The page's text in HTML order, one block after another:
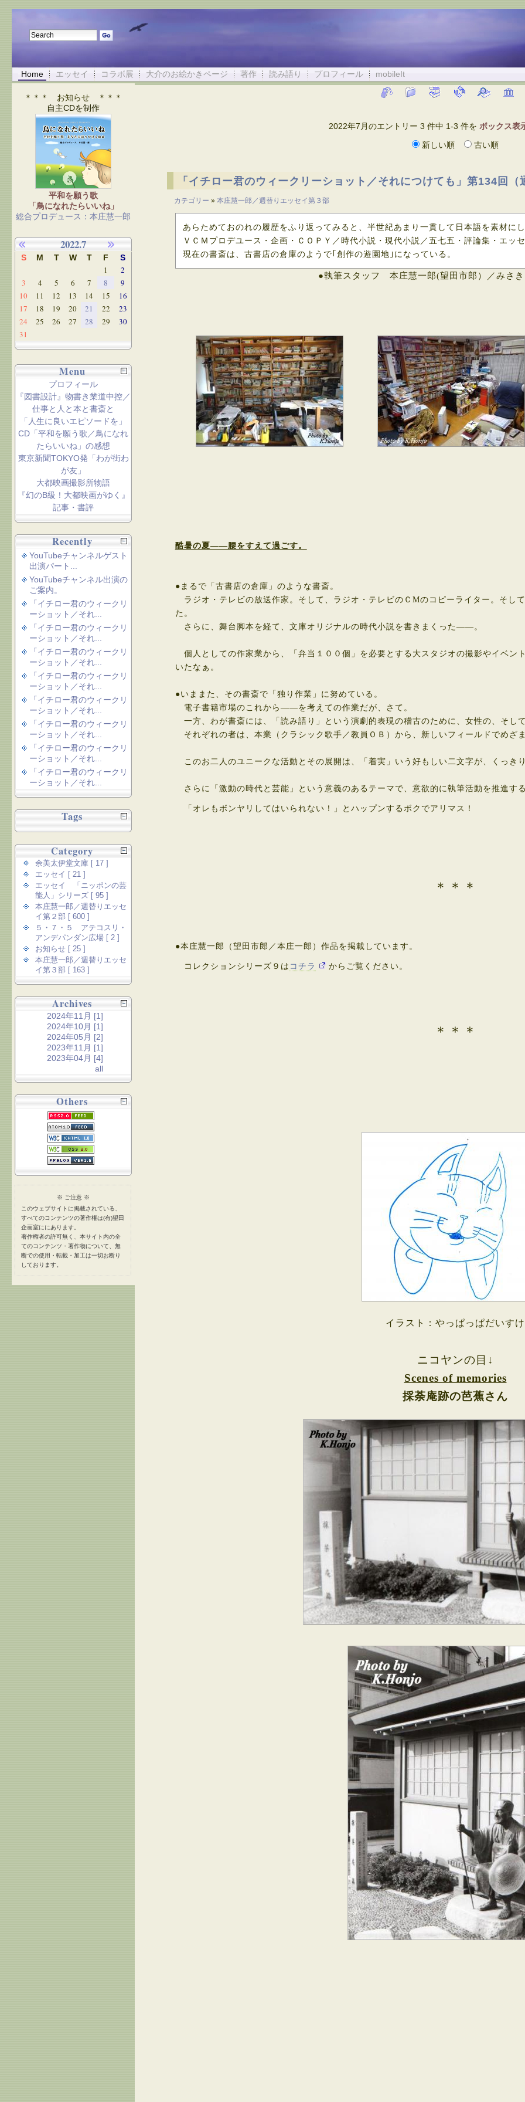
Home エッセイ コラボ展 大介のお絵かきページ 著作 読み語り プロフィール mobileIt
2022年7月のエントリー 3 件中 1-3 件を ボックス表
新しい順
古い順
「イチロー君のウィークリーショット／それにつけても」第134回（
カテゴリー » 本庄慧一郎／週替りエッセイ第３部
あらためておのれの履歴をふり返ってみると、半世紀あまり一貫して日本語を素材に
ＶＣＭプロデユース・企画・ＣＯＰＹ／時代小説・現代小説／五七五・評論集・エッ
現在の書斎は、古書店の倉庫のようで｢創作の遊園地｣になっている。
●執筆スタッフ 本庄慧一郎(望田市郎）／みさ
酷暑の夏――腰をすえて過ごす。
●まるで「古書店の倉庫」のような書斎。
ラジオ・テレビの放送作家。そして、ラジオ・テレビのＣМのコピーライター。そし
た。
さらに、舞台脚本を経て、文庫オリジナルの時代小説を書きまくった――。
個人としての作家業から、「弁当１００個」を必要とする大スタジオの撮影やイベン
いたなぁ。
●いままた、その書斎で「独り作業」に努めている。
電子書籍市場のこれから――を考えての作業だが、さて。
一方、わが書斎には、「読み語り」という演劇的表現の稽古のために、女性の、そし
それぞれの者は、本業（クラシック歌手／教員ＯＢ）から、新しいフィールドでめざ
このお二人のユニークな活動とその展開は、「着実」いう好もしい二文字が、くっき
さらに「激動の時代と芸能」という意義のあるテーマで、意欲的に執筆活動を推進す
「オレもボンヤリしてはいられない！」とハップンするボクでアリマス！
＊＊＊
●本庄慧一郎（望田市郎／本庄一郎）作品を掲載しています。
コレクションシリーズ９は コチラ からご覧ください。
＊＊＊
イラスト：やっぱっぱだいすけ
ニコヤンの目↓
Scenes of memories
採荼庵跡の芭蕉さん
＊＊＊ お知らせ ＊＊＊
自主CDを制作
平和を願う歌
「鳥になれたらいいね」
総合プロデュース：本庄慧一郎
2022.7
S M T W T F S
1
2
3
4 5 6 7 8
9
10
11 12 13 14 15
16
17
18 19 20 21 22
23
24
25 26 27 28 29
30
31
Menu
プロフィール
『図書設計』物書き業道中控／
仕事と人と本と書斎と
「人生に良いエピソードを」
CD「平和を願う歌／鳥になれ
たらいいね」の感想
東京新聞TOKYO発「わが街わ
が友」
大都映画撮影所物語
『幻のB級！大都映画がゆく』
記事・書評
Recently
YouTubeチャンネルゲスト
出演パート...
YouTubeチャンネル出演の
ご案内。
「イチロー君のウィークリ
ーショット／それ...
「イチロー君のウィークリ
ーショット／それ...
「イチロー君のウィークリ
ーショット／それ...
「イチロー君のウィークリ
ーショット／それ...
「イチロー君のウィークリ
ーショット／それ...
「イチロー君のウィークリ
ーショット／それ...
「イチロー君のウィークリ
ーショット／それ...
「イチロー君のウィークリ
ーショット／それ...
Tags
Category
余美太伊堂文庫 [ 17 ]
エッセイ [ 21 ]
エッセイ 「ニッポンの芸
能人」シリーズ [ 95 ]
本庄慧一郎／週替りエッセ
イ第２部 [ 600 ]
５・７・５ アテコスリ・
アンデパンダン広場 [ 2 ]
お知らせ [ 25 ]
本庄慧一郎／週替りエッセ
イ第３部 [ 163 ]
Archives
2024年11月 [1]
2024年10月 [1]
2024年05月 [2]
2023年11月 [1]
2023年04月 [4]
all
Others
※ ご注意 ※
このウェブサイトに掲載されている、
すべてのコンテンツの著作権は(有)望田
企画室ににあります。
著作権者の許可無く、本サイト内の全
てのコンテンツ・著作物について、無
断での使用・転載・加工は一切お断り
しております。